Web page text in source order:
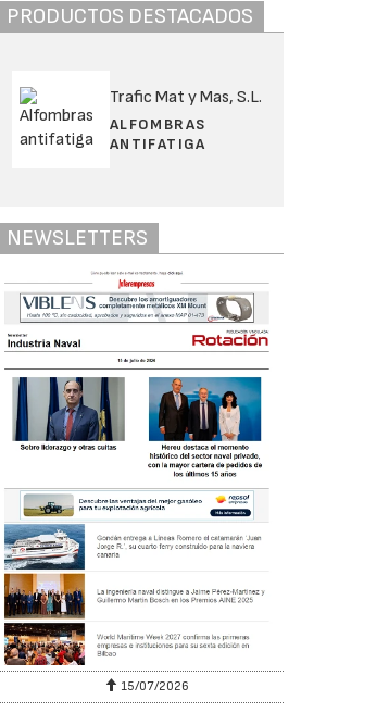
PRODUCTOS DESTACADOS
Trafic Mat y Mas, S.L.
ALFOMBRAS
ANTIFATIGA
NEWSLETTERS
15/07/2026